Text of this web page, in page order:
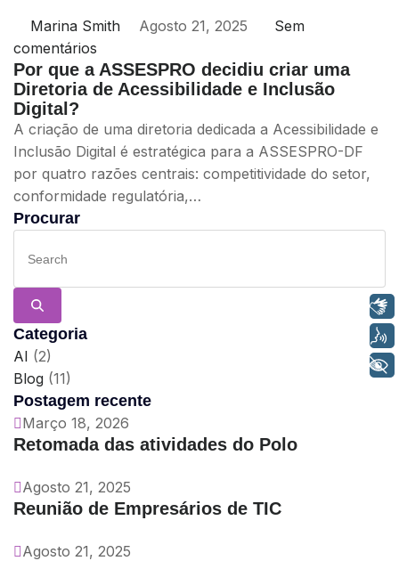
Marina Smith Agosto 21, 2025
Sem
comentários
Por que a ASSESPRO decidiu criar uma
Diretoria de Acessibilidade e Inclusão
Digital?
A criação de uma diretoria dedicada a Acessibilidade e
Inclusão Digital é estratégica para a ASSESPRO-DF
por quatro razões centrais: competitividade do setor,
conformidade regulatória,…
Procurar
Categoria
AI (2)
Blog (11)
Postagem recente
Março 18, 2026
Retomada das atividades do Polo
Agosto 21, 2025
Reunião de Empresários de TIC
Agosto 21, 2025